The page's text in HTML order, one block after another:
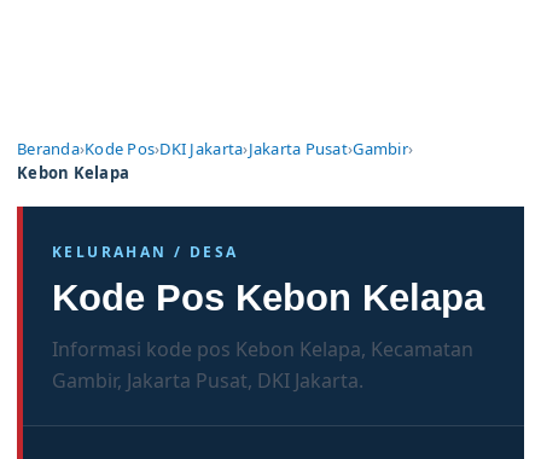
Beranda›Kode Pos›DKI Jakarta›Jakarta Pusat›Gambir›
Kebon Kelapa
KELURAHAN / DESA
Kode Pos Kebon Kelapa
Informasi kode pos Kebon Kelapa, Kecamatan
Gambir, Jakarta Pusat, DKI Jakarta.